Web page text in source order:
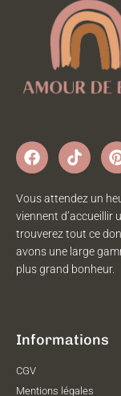
Vous attendez un
viennent d’accueillir
trouverez tout ce
avons une large
plus grand bonheur.
Informations
CGV
Mentions légales